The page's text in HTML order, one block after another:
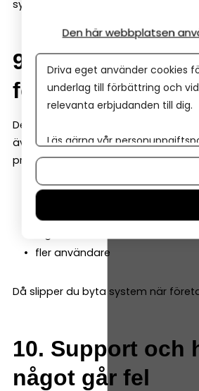
system samtidigt.
9. Möjlighet att
företaget
Det bokföringsprogram du väljer i
även när företaget växer. Det är
programmet även kan hantera
löner
projektredovisning
fler användare
Då slipper du byta system när
10. Support och
något går fel
Den här webbplatsen
Driva eget använder cookies
underlag till förbättring och
relevanta erbjudanden till dig.
Läs gärna vår
Om du vill ändra ditt val i